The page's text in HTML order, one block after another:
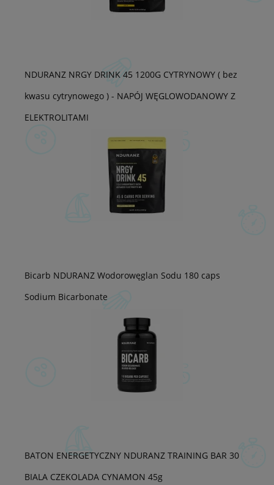
NDURANZ NRGY DRINK 45 1200G CYTRYNOWY ( bez
kwasu cytrynowego ) - NAPÓJ WĘGLOWODANOWY Z
ELEKTROLITAMI
Bicarb NDURANZ Wodorowęglan Sodu 180 caps
Sodium Bicarbonate
BATON ENERGETYCZNY NDURANZ TRAINING BAR 30
BIALA CZEKOLADA CYNAMON 45g